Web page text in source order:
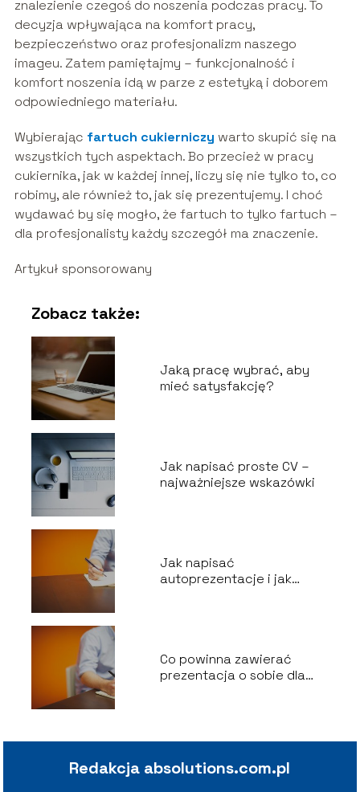
znalezienie czegoś do noszenia podczas pracy. To
decyzja wpływająca na komfort pracy,
bezpieczeństwo oraz profesjonalizm naszego
imageu. Zatem pamiętajmy – funkcjonalność i
komfort noszenia idą w parze z estetyką i doborem
odpowiedniego materiału.
Wybierając fartuch cukierniczy warto skupić się na
wszystkich tych aspektach. Bo przecież w pracy
cukiernika, jak w każdej innej, liczy się nie tylko to, co
robimy, ale również to, jak się prezentujemy. I choć
wydawać by się mogło, że fartuch to tylko fartuch –
dla profesjonalisty każdy szczegół ma znaczenie.
Artykuł sponsorowany
Zobacz także:
Jaką pracę wybrać, aby
mieć satysfakcję?
Jak napisać proste CV –
najważniejsze wskazówki
Jak napisać
autoprezentacje i jak
Co powinna zawierać
prezentacja o sobie dla
Redakcja absolutions.com.pl